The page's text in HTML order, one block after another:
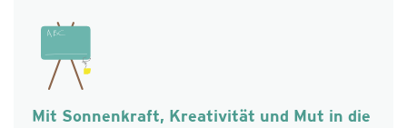
Mit Sonnenkraft, Kreativität und Mut in die